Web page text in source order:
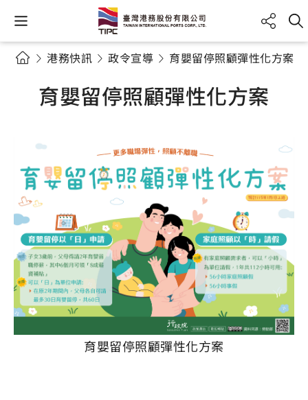
港務快訊 政令宣導 育嬰留停照顧彈性化方案
育嬰留停照顧彈性化方案
育嬰留停照顧彈性化方案